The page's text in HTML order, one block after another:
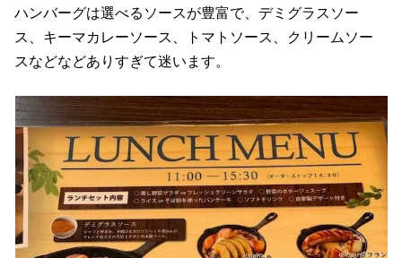
ハンバーグは選べるソースが豊富で、デミグラスソー
ス、キーマカレーソース、トマトソース、クリームソー
スなどなどありすぎて迷います。